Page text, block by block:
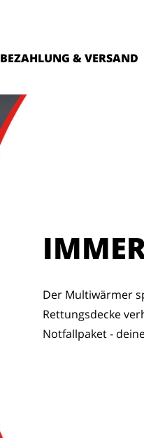
BEZAHLUNG & VERSAND
Der Multiwärmer
Rettungsdecke
Notfallpaket -